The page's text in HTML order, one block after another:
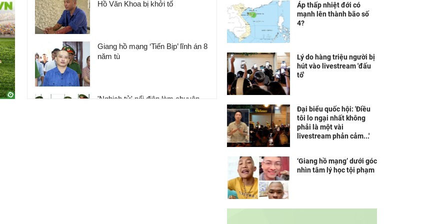
Hồ Văn Khoa bị khởi tố
Giang hồ mạng ‘Tiến Bịp’ lĩnh án 8
năm tù
'Nghịch tử' nổi điên làm chuyện
Áp thấp nhiệt đới có
mạnh lên thành bão số
4?
Lý do hàng triệu người bị
hút vào livestream 'đấu
tố'
Đại biểu quốc hội: 'Điều
tôi lo ngại nhất không
phải là một vài
livestream phản cảm...'
‘Giang hồ mạng’ dưới góc
nhìn tâm lý học tội phạm